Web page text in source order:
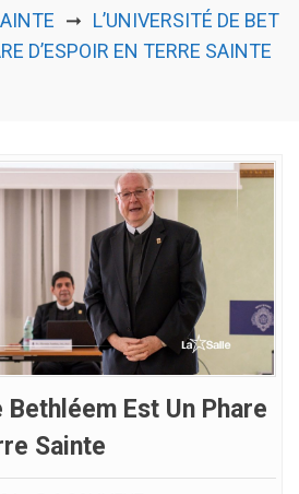
➞ L’UNIVERSITÉ DE BET
D’ESPOIR EN TERRE SAINTE
Bethléem Est Un Phare
Sainte